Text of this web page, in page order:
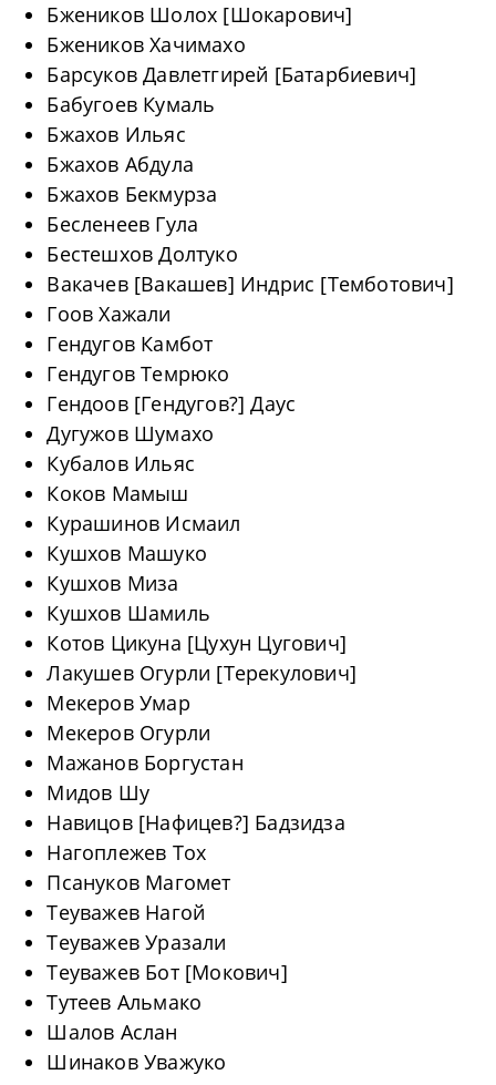
Бжеников Шолох [Шокарович]
Бжеников Хачимахо
Барсуков Давлетгирей [Батарбиевич]
Бабугоев Кумаль
Бжахов Ильяс
Бжахов Абдула
Бжахов Бекмурза
Бесленеев Гула
Бестешхов Долтуко
Вакачев [Вакашев] Индрис [Темботович]
Гоов Хажали
Гендугов Камбот
Гендугов Темрюко
Гендоов [Гендугов?] Даус
Дугужов Шумахо
Кубалов Ильяс
Коков Мамыш
Курашинов Исмаил
Кушхов Машуко
Кушхов Миза
Кушхов Шамиль
Котов Цикуна [Цухун Цугович]
Лакушев Огурли [Терекулович]
Мекеров Умар
Мекеров Огурли
Мажанов Боргустан
Мидов Шу
Навицов [Нафицев?] Бадзидза
Нагоплежев Тох
Псануков Магомет
Теуважев Нагой
Теуважев Уразали
Теуважев Бот [Мокович]
Тутеев Альмако
Шалов Аслан
Шинаков Уважуко